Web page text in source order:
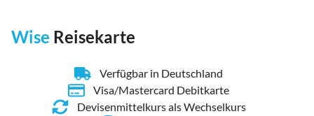
Wise Reisekarte
Verfügbar in Deutschland
Visa/Mastercard Debitkarte
Devisenmittelkurs als Wechselkurs